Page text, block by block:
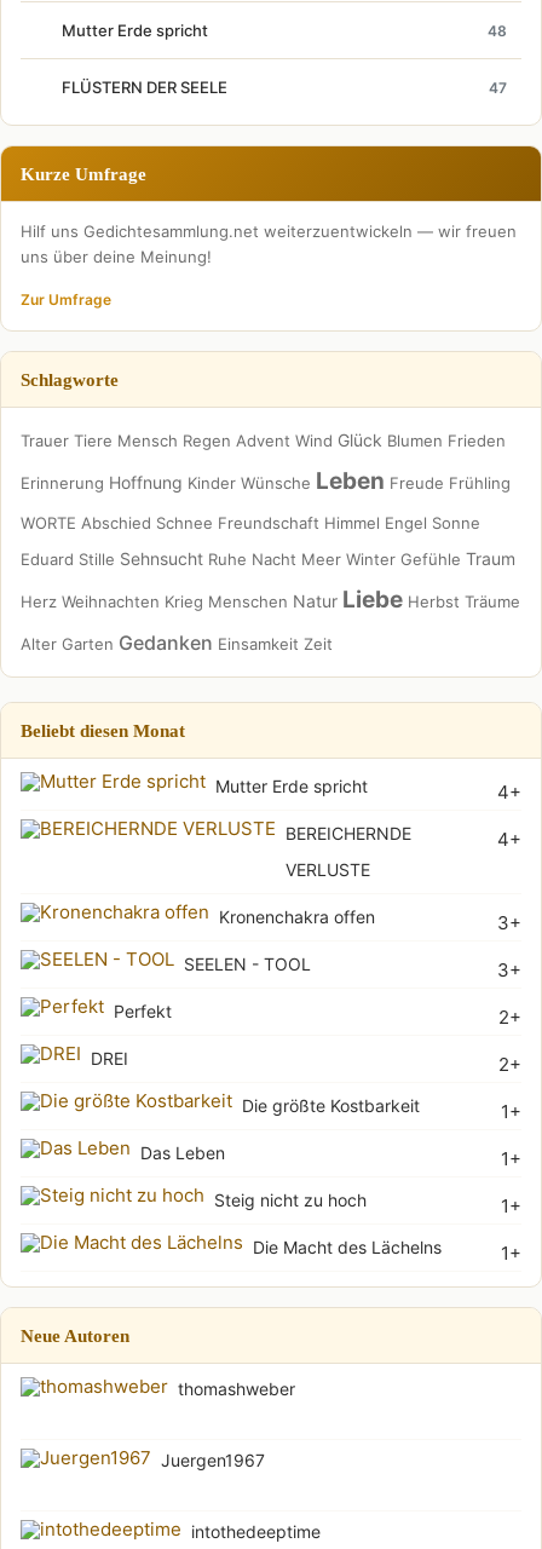
Mutter Erde spricht 48
FLÜSTERN DER SEELE 47
Kurze Umfrage
Hilf uns Gedichtesammlung.net weiterzuentwickeln — wir freuen
uns über deine Meinung!
Zur Umfrage
Schlagworte
Trauer Tiere Mensch Regen Advent Wind Glück Blumen Frieden
Erinnerung Hoffnung Kinder Wünsche Leben Freude Frühling
WORTE Abschied Schnee Freundschaft Himmel Engel Sonne
Eduard Stille Sehnsucht Ruhe Nacht Meer Winter Gefühle Traum
Herz Weihnachten Krieg Menschen Natur Liebe Herbst Träume
Alter Garten Gedanken Einsamkeit Zeit
Beliebt diesen Monat
4+
Mutter Erde spricht
4+
BEREICHERNDE
VERLUSTE
3+
Kronenchakra offen
3+
SEELEN - TOOL
2+
Perfekt
2+
DREI
1+
Die größte Kostbarkeit
1+
Das Leben
1+
Steig nicht zu hoch
1+
Die Macht des Lächelns
Neue Autoren
thomashweber
Juergen1967
intothedeeptime